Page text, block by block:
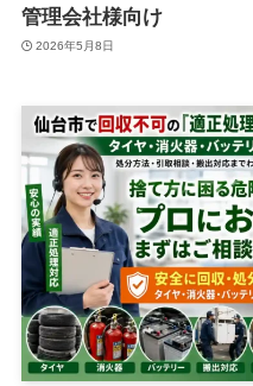
管理会社様向け
2026年5月8日